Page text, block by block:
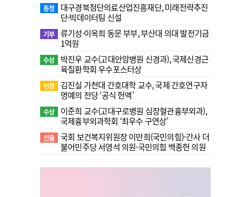
동정
대구경북첨단의료산업진흥재단, 미래전략추진
단·빅데이터팀 신설
기부 류기성·이옥희 동문 부부, 부산대 의대 발전기금
1억원
수상
박진우 교수(고대안암병원 신경과), 국제신경근
육질환학회 우수포스터상
선정
김진실 가천대 간호대학 교수, 국제 간호연구자
명예의 전당 ‘공식 헌액’
수상
이준희 교수(고대구로병원 심장혈관흉부외과),
국제흉부외과학회 ‘최우수 구연상’
선출 국회 보건복지위원장 이만희(국민의힘)-간사 더
불어민주당 서영석 의원·국민의힘 백종헌 의원